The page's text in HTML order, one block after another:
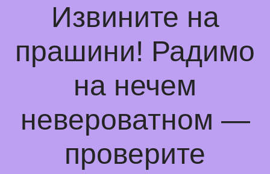
Извините на
прашини! Радимо
на нечем
невероватном —
проверите